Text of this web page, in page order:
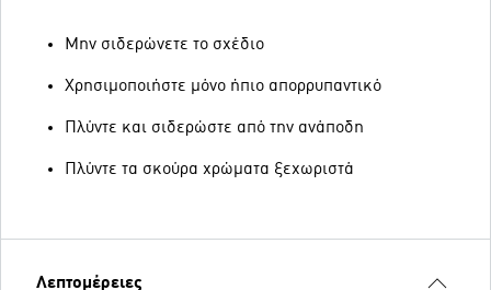
Μην σιδερώνετε το σχέδιο
Χρησιμοποιήστε μόνο ήπιο απορρυπαντικό
Πλύντε και σιδερώστε από την ανάποδη
Πλύντε τα σκούρα χρώματα ξεχωριστά
Λεπτομέρειες